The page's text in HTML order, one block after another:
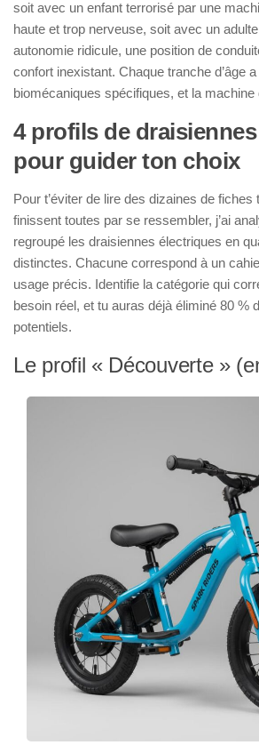
soit avec un enfant terrorisé par une
haute et trop nerveuse, soit avec un
autonomie ridicule, une position de
confort inexistant. Chaque tranche d’âge
biomécaniques spécifiques, et la machine
4 profils de
pour guider ton choix
Pour t’éviter de lire des dizaines de fiches
finissent toutes par se ressembler, j’ai
regroupé les draisiennes électriques en
distinctes. Chacune correspond à un
usage précis. Identifie la catégorie qui
besoin réel, et tu auras déjà éliminé 80 %
potentiels.
Le profil « Découverte »